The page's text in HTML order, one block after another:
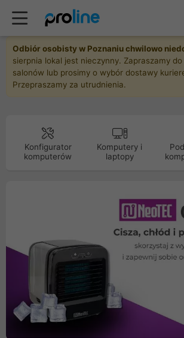
Odbiór osobisty w Poznaniu chwilowo
sierpnia lokal jest nieczynny. Zapraszamy do
salonów lub prosimy o wybór dostawy
Przepraszamy za utrudnienia.
Konfigurator
komputerów
Komputery i
laptopy